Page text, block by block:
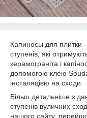
Капиносы для плитки
ступенів, які
керамограніта і
допомогою клею
інсталяцією на сходи.
Більш детальніше з
ступенів вуличних
нашого сайту,